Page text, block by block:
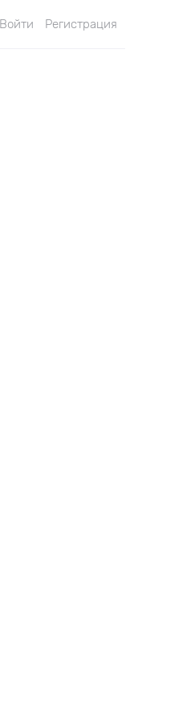
Войти Регистрация